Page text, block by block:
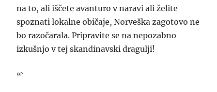
na to, ali iščete avanturo v naravi ali želite
spoznati lokalne običaje, Norveška zagotovo ne
bo razočarala. Pripravite se na nepozabno
izkušnjo v tej skandinavski dragulji!
“`